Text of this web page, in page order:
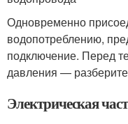
Одновременно
водопотреблению,
подключение. Перед
давления —
Электрическая